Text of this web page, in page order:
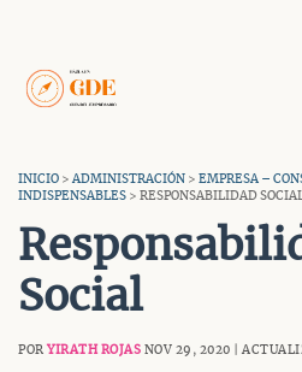
contenido
INICIO >ADMINISTRACIÓN > EMPRESA –
INDISPENSABLES > RESPONSABILIDAD
Social
POR YIRATH ROJAS NOV 29, 2020 |